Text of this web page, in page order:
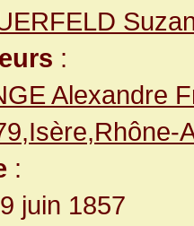
:
Alexandre
:
juin 1857